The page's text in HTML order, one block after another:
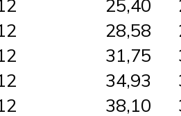
25,40
28,58
31,75
34,93
38,10